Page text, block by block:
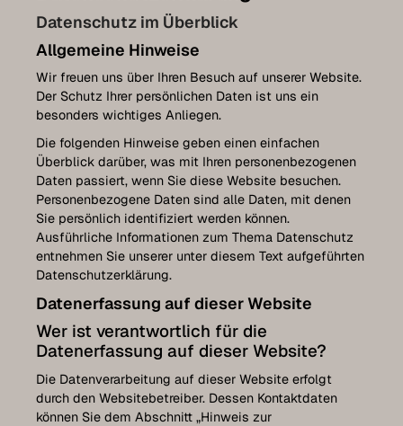
Datenschutz im Überblick
Allgemeine Hinweise
Wir freuen uns über Ihren Besuch auf unserer Website.
Der Schutz Ihrer persönlichen Daten ist uns ein
besonders wichtiges Anliegen.
Die folgenden Hinweise geben einen einfachen
Überblick darüber, was mit Ihren personenbezogenen
Daten passiert, wenn Sie diese Website besuchen.
Personenbezogene Daten sind alle Daten, mit denen
Sie persönlich identifiziert werden können.
Ausführliche Informationen zum Thema Datenschutz
entnehmen Sie unserer unter diesem Text aufgeführten
Datenschutzerklärung.
Datenerfassung auf dieser Website
Wer ist verantwortlich für die
Datenerfassung auf dieser Website?
Die Datenverarbeitung auf dieser Website erfolgt
durch den Websitebetreiber. Dessen Kontaktdaten
können Sie dem Abschnitt „Hinweis zur
Comment nous rejoindre
Plan d'accès
Mentions légales
Protection des données
Prendre rendez-vous pour l’Expo
Collection Luxembourg